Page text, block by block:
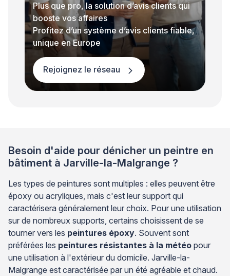
Plus que pro, la solution d’avis clients qui
booste vos affaires
Profitez d’un système d’avis clients fiable,
unique en Europe
Rejoignez le réseau
Besoin d'aide pour dénicher un peintre en
bâtiment à Jarville-la-Malgrange ?
Les types de peintures sont multiples : elles peuvent être
époxy ou acryliques, mais c'est leur support qui
caractérisera généralement leur choix. Pour une utilisation
sur de nombreux supports, certains choisissent de se
tourner vers les peintures époxy. Souvent sont
préférées les peintures résistantes à la météo pour
une utilisation à l'extérieur du domicile. Jarville-la-
Malgrange est caractérisée par un été agréable et chaud.